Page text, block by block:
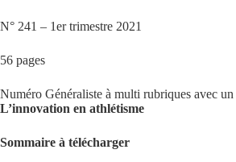
N° 241 – 1er trimestre 2021
56 pages
Numéro Généraliste à multi rubriques avec un
L’innovation en athlétisme
Sommaire à télécharger